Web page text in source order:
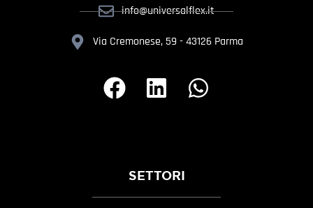
info@universalflex.it
Via Cremonese, 59 - 43126 Parma
SETTORI